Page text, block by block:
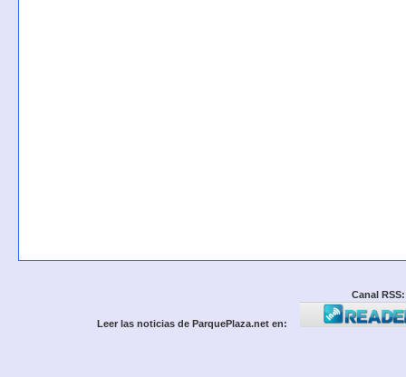
Canal RSS:
Leer las noticias de ParquePlaza.net en: